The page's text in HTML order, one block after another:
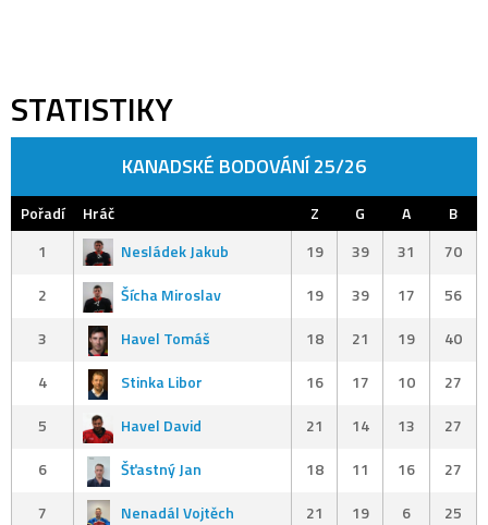
STATISTIKY
KANADSKÉ BODOVÁNÍ 25/26
Pořadí Hráč Z G A
B
1
Nesládek Jakub 19 39 31
70
2
Šícha Miroslav 19 39 17
56
3
Havel Tomáš 18 21 19
40
4
Stinka Libor 16 17 10
27
5
Havel David 21 14 13
27
6
Šťastný Jan 18 11 16
27
7
Nenadál Vojtěch 21 19 6
25